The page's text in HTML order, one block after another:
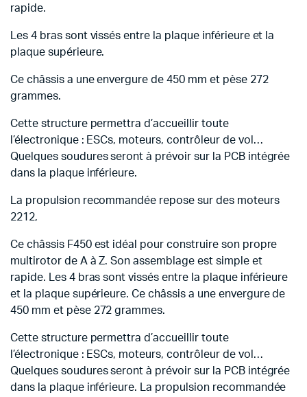
rapide.
Les 4 bras sont vissés entre la plaque inférieure et la
plaque supérieure.
Ce châssis a une envergure de 450 mm et pèse 272
grammes.
Cette structure permettra d’accueillir toute
l’électronique : ESCs, moteurs, contrôleur de vol…
Quelques soudures seront à prévoir sur la PCB intégrée
dans la plaque inférieure.
La propulsion recommandée repose sur des moteurs
2212,
Ce châssis F450 est idéal pour construire son propre
multirotor de A à Z. Son assemblage est simple et
rapide. Les 4 bras sont vissés entre la plaque inférieure
et la plaque supérieure. Ce châssis a une envergure de
450 mm et pèse 272 grammes.
Cette structure permettra d’accueillir toute
l’électronique : ESCs, moteurs, contrôleur de vol…
Quelques soudures seront à prévoir sur la PCB intégrée
dans la plaque inférieure. La propulsion recommandée